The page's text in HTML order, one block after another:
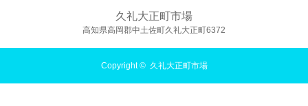
久礼大正町市場
高知県高岡郡中土佐町久礼大正町6372
Copyright © 久礼大正町市場